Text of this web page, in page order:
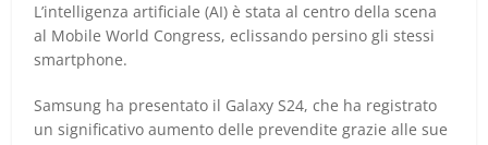
L’intelligenza artificiale (AI) è stata al centro della scena
al Mobile World Congress, eclissando persino gli stessi
smartphone.
Samsung ha presentato il Galaxy S24, che ha registrato
un significativo aumento delle prevendite grazie alle sue